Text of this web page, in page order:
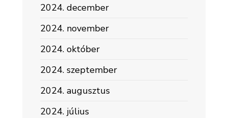
2024. december
2024. november
2024. október
2024. szeptember
2024. augusztus
2024. július